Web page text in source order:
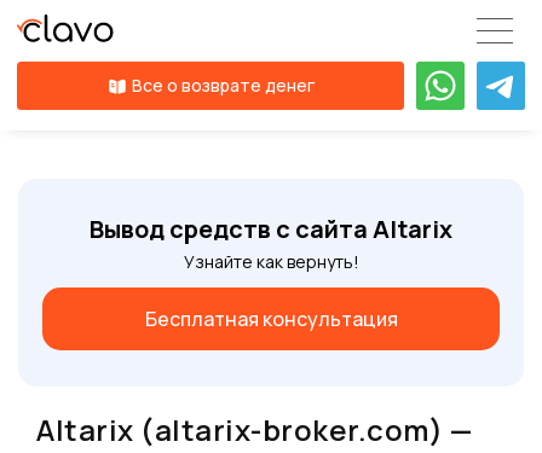
Все о возврате денег
Вывод средств с сайта Altarix
Узнайте как вернуть!
Бесплатная консультация
Altarix (altarix-broker.com) —